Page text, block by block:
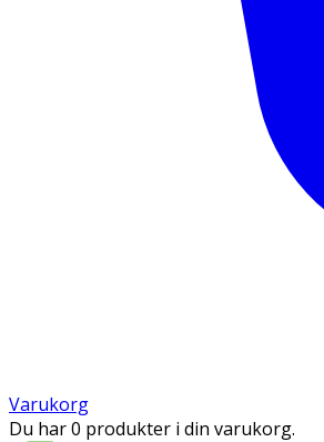
Varukorg
Du har 0 produkter i din varukorg.